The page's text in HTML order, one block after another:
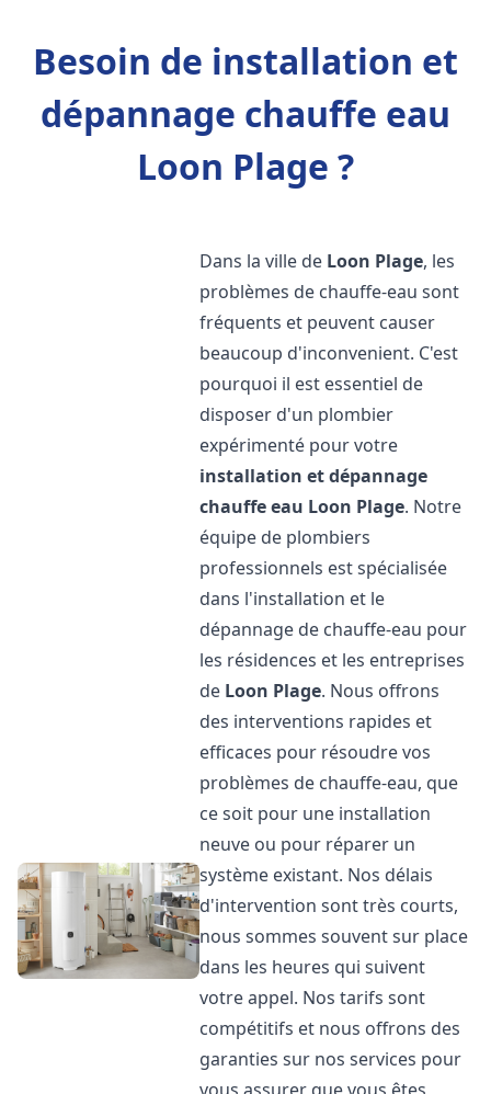
Besoin de installation et
dépannage chauffe eau
Loon Plage ?
Dans la ville de Loon Plage, les
problèmes de chauffe-eau sont
fréquents et peuvent causer
beaucoup d'inconvenient. C'est
pourquoi il est essentiel de
disposer d'un plombier
expérimenté pour votre
installation et dépannage
chauffe eau Loon Plage. Notre
équipe de plombiers
professionnels est spécialisée
dans l'installation et le
dépannage de chauffe-eau pour
les résidences et les entreprises
de Loon Plage. Nous offrons
des interventions rapides et
efficaces pour résoudre vos
problèmes de chauffe-eau, que
ce soit pour une installation
neuve ou pour réparer un
système existant. Nos délais
d'intervention sont très courts,
nous sommes souvent sur place
dans les heures qui suivent
votre appel. Nos tarifs sont
compétitifs et nous offrons des
garanties sur nos services pour